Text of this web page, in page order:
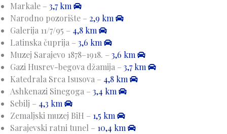
Markale – 3,7 km
Narodno pozorište – 2,9 km
Galerija 11/7/95 – 4,8 km
Latinska čuprija – 3,6 km
Muzej Sarajevo 1878–1918. – 3,6 km
Gazi Husrev-begova džamija – 3,7 km
Katedrala Srca Isusova – 4,8 km
Ashkenazi Sinegoga – 3,4 km
Sebilj – 4,3 km
Zemaljski muzej BiH – 1,5 km
Sarajevski ratni tunel – 10,4 km